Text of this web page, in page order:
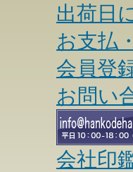
出荷日
お支払
会員登
お問い
会社印